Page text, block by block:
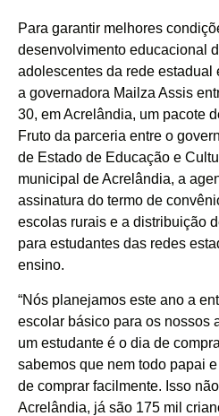
Para garantir melhores
desenvolvimento educacional
adolescentes da rede estadual
a governadora Mailza Assis
30, em Acrelândia, um pacote
Fruto da parceria entre o
de Estado de Educação e
municipal de Acrelândia, a
assinatura do termo de
escolas rurais e a distribuição
para estudantes das redes
ensino.
“Nós planejamos este ano a
escolar básico para os nossos
um estudante é o dia de
sabemos que nem todo papai
de comprar facilmente. Isso
Acrelândia, já são 175 mil